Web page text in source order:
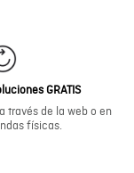
GRATIS
través de la web o en
físicas.